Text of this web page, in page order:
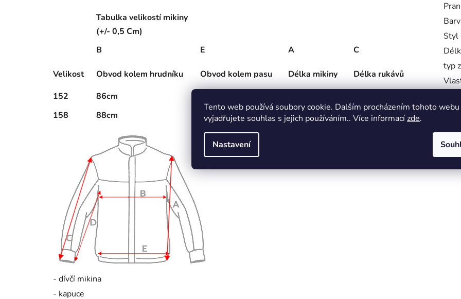
Tento web používá soubory cookie. Dalším procházením tohoto webu
vyjadřujete souhlas s jejich používáním.. Více informacízde.
Nastavení
Tabulka velikostí mikiny
(+/- 0,5 Cm)
B
E A C
Velikost Obvod kolem hrudníku Obvod kolem pasu Délka mikiny
Délka rukávů
152
86cm
158
88cm 82cm 57cm 54cm
- dívčí mikina
- kapuce
Styl
typ
typ